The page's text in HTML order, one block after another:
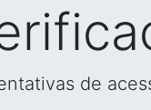
de